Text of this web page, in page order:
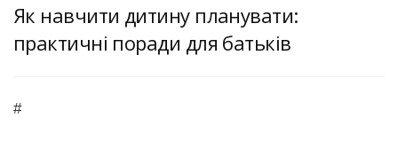
Як навчити дитину планувати:
практичні поради для батьків
#